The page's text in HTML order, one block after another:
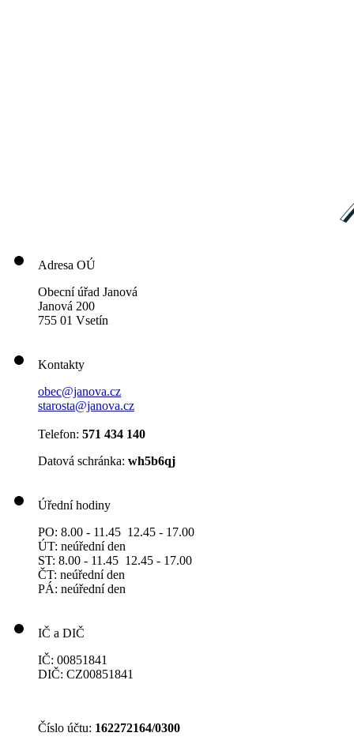
Adresa OÚ
Obecní úřad Janová
Janová 200
755 01 Vsetín
Kontakty
obec@janova.cz
starosta@janova.cz
Telefon: 571 434 140
Datová schránka: wh5b6qj
Úřední hodiny
PO: 8.00 - 11.45 12.45 - 17.00
ÚT: neúřední den
ST: 8.00 - 11.45 12.45 - 17.00
ČT: neúřední den
PÁ: neúřední den
IČ a DIČ
IČ: 00851841
DIČ: CZ00851841
Číslo účtu: 162272164/0300